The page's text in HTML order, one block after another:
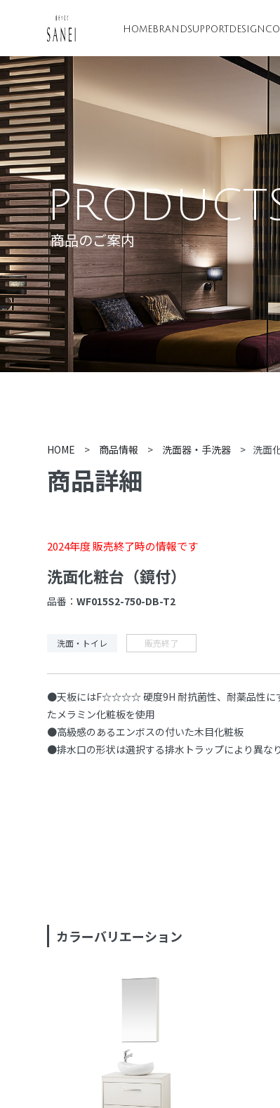
HOME BRANDSUPPORT DESIGN
商品のご案内
HOME > 商品情報 > 洗面器・手洗器 > 洗面
商品詳細
2024年度 販売終了時の情報です
洗面化粧台（鏡付）
品番：WF015S2-750-DB-T2
洗面・トイレ 販売終了
●天板にはF☆☆☆☆ 硬度9H 耐抗菌性、耐薬品性に
たメラミン化粧板を使用
●高級感のあるエンボスの付いた木目化粧板
●排水口の形状は選択する排水トラップにより異なり
カラーバリエーション